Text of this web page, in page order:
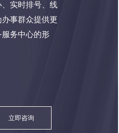
实时排号、线
办事群众提供更
务中心的形
立即咨询